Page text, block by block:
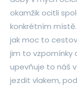
okamžik ocitli
konkrétním
jak moc to
jim to vzpomínky
upevňuje to náš
jezdit vlakem,